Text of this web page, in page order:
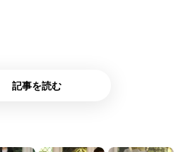
記事を読む